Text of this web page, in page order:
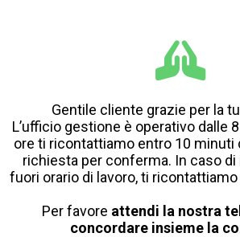
Gentile cliente grazie per la
L’ufficio gestione è operativo dalle
ore ti ricontattiamo entro 10 minuti
richiesta per conferma. In caso
fuori orario di lavoro, ti
Per favore attendi la nostra
concordare insieme la